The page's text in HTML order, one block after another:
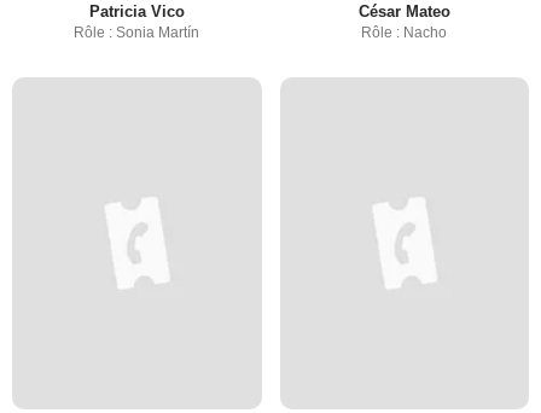
Patricia Vico
Rôle : Sonia Martín
César Mateo
Rôle : Nacho